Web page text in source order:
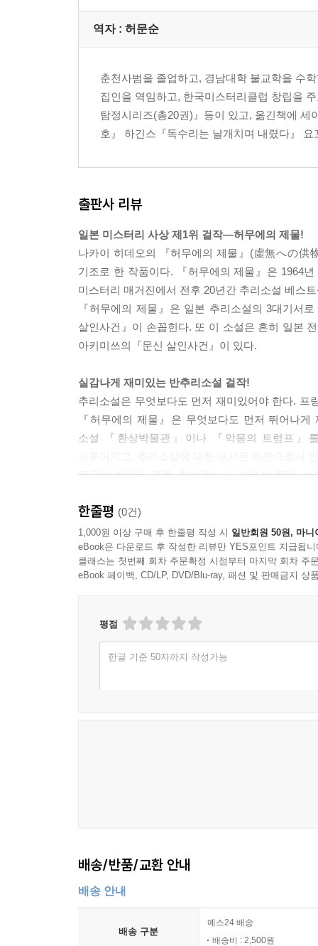
역자 : 허문순
춘천사범을 졸업하고, 경남대학 불교학을 수
집인을 역임하고, 한국미스터리클럽 창립을
탐정시리즈(총20권)』등이 있고, 옮긴책에
호』 하긴스『독수리는 날개치며 내렸다』 요
출판사 리뷰
일본 미스터리 사상 제1위 걸작―허무에의 제물!
나카이 히데오의 『허무에의 제물』(虛無への供
기조로 한 작품이다. 『허무에의 제물』은 1964
미스터리 매거진에서 전후 20년간 추리소설 베스
『허무에의 제물』은 일본 추리소설의 3대기서
살인사건』이 손꼽힌다. 또 이 소설은 흔히 일본
아키미쓰의『문신 살인사건』이 있다.
실감나게 재미있는 반추리소설 걸작!
추리소설은 무엇보다도 먼저 재미있어야 한다. 프
『허무에의 제물』은 무엇보다도 먼저 뛰어나
소설 『환상박물관』이나 『악몽의 트럼프』
곳곳에 전개된 극중 추리게임, 도지로가 죽던
과연 작가가 10년을 투자한 만큼 독자를 끌어들이
작가라는 본령을 충분히 발휘한 쾌조의 말투가,
10년이 걸리고, 발표 후 또 10년이 지난 『허무에
히데오라는 거목이 10년간 도야마루사건을 취
소설에 10년 세월을 투자한 작가는 수수께
안티미스터리를 창작해낸다.
『허무에의 제물』의 마력
책장을 덮어버리고 두 번 다시 펼쳐보지 않은 채
것이 바로 『허무에의 제물』이라는 안티미스터리
끝까지 다 읽고 범인과 동기가 완전히 밝혀져도
한줄평 (0건)
1,000원 이상 구매 후 한줄평 작성 시 일반회원 50원, 마니
eBook은 다운로드 후 작성한 리뷰만 YES포인트 지급됩니
클래스는 첫번째 회차 주문확정 시점부터 마지막 회차 주
eBook 페이백, CD/LP, DVD/Blu-ray, 패션 및 판매금지 상
평점
한글 기준 50자까지 작성가능
배송/반품/교환 안내
배송 안내
배송 구분
예스24 배송
배송비 : 2,500원